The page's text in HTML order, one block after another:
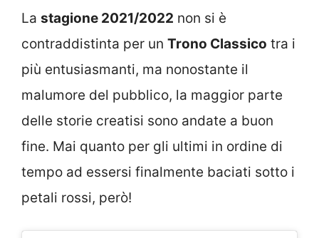
La stagione 2021/2022 non si è
contraddistinta per un Trono Classico tra i
più entusiasmanti, ma nonostante il
malumore del pubblico, la maggior parte
delle storie creatisi sono andate a buon
fine. Mai quanto per gli ultimi in ordine di
tempo ad essersi finalmente baciati sotto i
petali rossi, però!